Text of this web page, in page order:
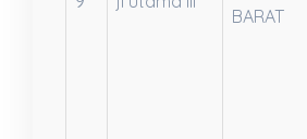
BARAT